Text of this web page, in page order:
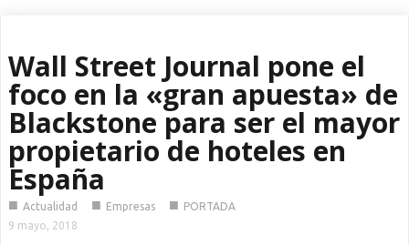
Wall Street Journal pone el
foco en la «gran apuesta» de
Blackstone para ser el mayor
propietario de hoteles en
España
■ Actualidad ■ Empresas ■ PORTADA
9 mayo, 2018